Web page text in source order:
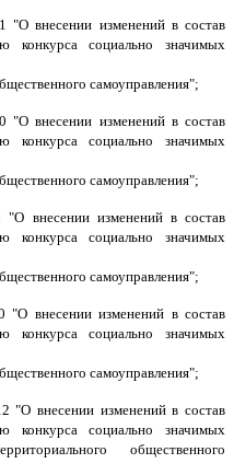
внесении изменений в состав
конкурса социально значимых
самоуправления";
внесении изменений в состав
конкурса социально значимых
самоуправления";
внесении изменений в состав
конкурса социально значимых
самоуправления";
внесении изменений в состав
конкурса социально значимых
самоуправления";
внесении изменений в состав
конкурса социально значимых
общественного